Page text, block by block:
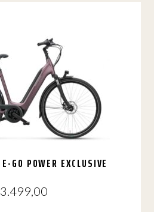
GO POWER EXCLUSIVE
3.499,00